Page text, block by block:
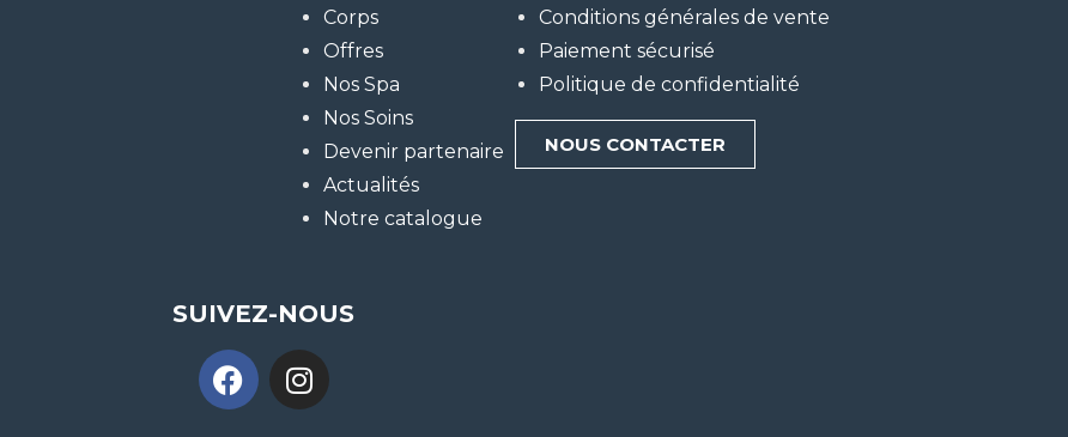
Corps
Offres
Nos Spa
Nos Soins
Devenir partenaire
Actualités
Notre catalogue
Conditions générales de vente
Paiement sécurisé
Politique de confidentialité
NOUS CONTACTER
SUIVEZ-NOUS